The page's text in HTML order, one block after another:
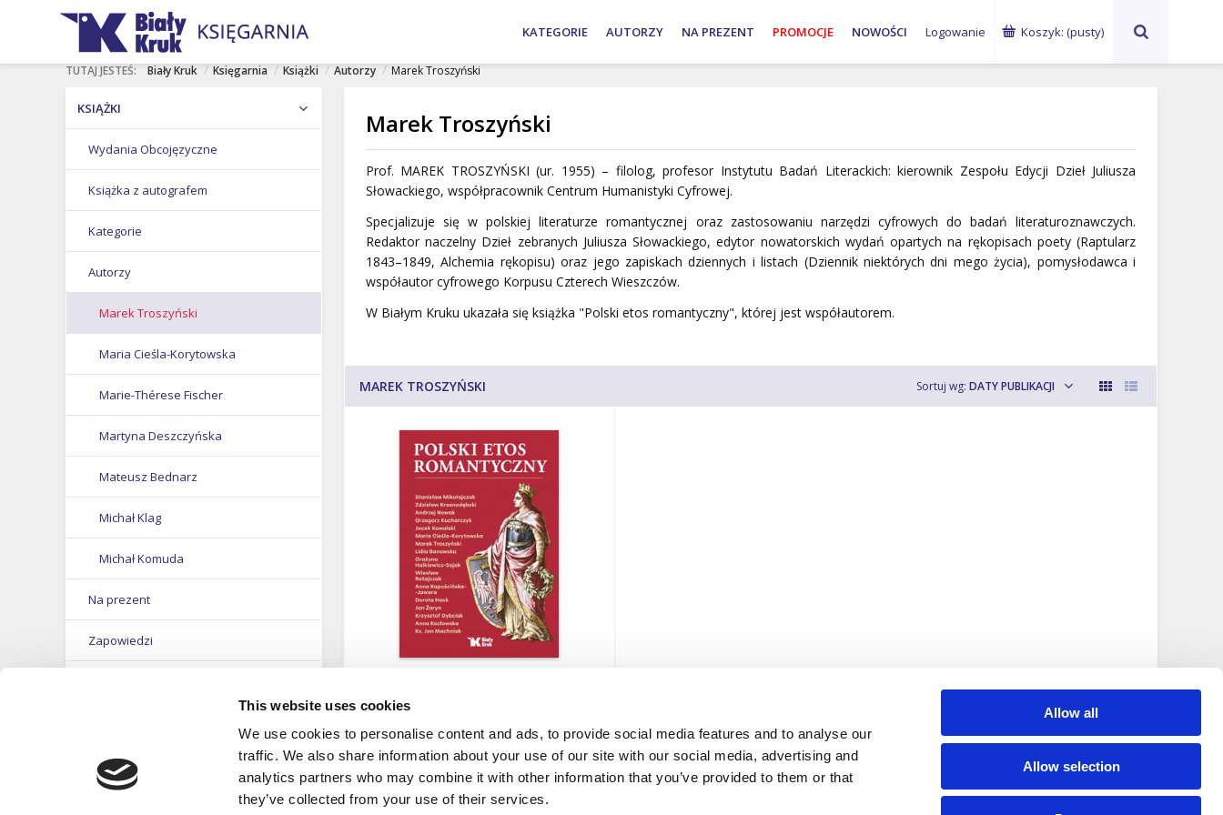
This website uses cookies
We use cookies to personalise content and ads, to provide social media features and to analyse our
traffic. We also share information about your use of our site with our social media, advertising and
analytics partners who may combine it with other information that you’ve provided to them or that
they’ve collected from your use of their services.
Allow all
Allow selection
Koszyk: (pusty)
KATEGORIE AUTORZY NA PREZENT PROMOCJE NOWOŚCI Logowanie
NASI AUTORZY
Karol
Nawrocki
Nowak
Roszkowski
Chrostowski
Jędraszewski
TUTAJ JESTEŚ: Biały Kruk / Księgarnia / Książki / Autorzy / Marek Troszyński
KSIĄŻKI
Wydania Obcojęzyczne
Książka z autografem
Kategorie
Autorzy
Marek Gałęzowski
Marek Gróbarczyk
Marek Klecel
Marek Piotr Deszczyński
Marek Pyza
Marek Sitarz
Marek Skwarnicki
Marek Troszyński
Maria Cieśla-Korytowska
Marie-Thérese Fischer
Martyna Deszczyńska
Mateusz Bednarz
Michał Klag
Michał Komuda
Michał Rożek
Michał Tomasz Wójciuk
Nelson Pereira
Na prezent
Zapowiedzi
FILMY DVD, PŁYTY CD
Marek Troszyński
Prof. MAREK TROSZYŃSKI(ur. 1955) – filolog, profesor Instytutu Badań Literackich: kierownik Zespołu Edycji Dzieł Juliusza
Słowackiego, współpracownik Centrum Humanistyki Cyfrowej.
Specjalizuje się w polskiej literaturze romantycznej oraz zastosowaniu narzędzi cyfrowych do badań literaturoznawczych.
Redaktor naczelny Dzieł zebranych Juliusza Słowackiego, edytor nowatorskich wydań opartych na rękopisach poety (Raptularz
1843–1849,Alchemia rękopisu) oraz jego zapiskach dziennych i listach (Dziennik niektórych dni mego życia), pomysłodawca i
współautor cyfrowego Korpusu Czterech Wieszczów.
W Białym Kruku ukazała się książka "Polski etos romantyczny", której jest współautorem.
MAREK TROSZYŃSKI Sortuj wg: DATY PUBLIKACJI
Lidia Banowska , Maria Cieśla-
Grażyna...
89,00 zł